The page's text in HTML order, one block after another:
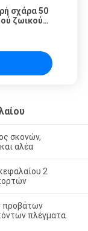
σχάρα 50
ζωικού
σκονών,
αλέα
2
προβάτων
πλέγματα